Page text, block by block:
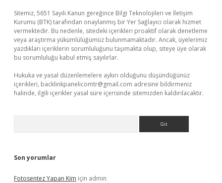
Sitemiz, 5651 Sayılı Kanun gereğince Bilgi Teknolojileri ve İletişim
Kurumu (BTK) tarafından onaylanmış bir Yer Sağlayıcı olarak hizmet
vermektedir. Bu nedenle, sitedeki içerikleri proaktif olarak denetleme
veya araştırma yükümlülüğümüz bulunmamaktadır. Ancak, üyelerimiz
yazdıkları içeriklerin sorumluluğunu taşımakta olup, siteye üye olarak
bu sorumluluğu kabul etmiş sayılırlar.
Hukuka ve yasal düzenlemelere aykırı olduğunu düşündüğünüz
içerikleri, backlinkpanelicomtr@gmail.com adresine bildirmeniz
halinde, ilgili içerikler yasal süre içerisinde sitemizden kaldırılacaktır.
Son yorumlar
Fotosentez Yapan Kim için admin